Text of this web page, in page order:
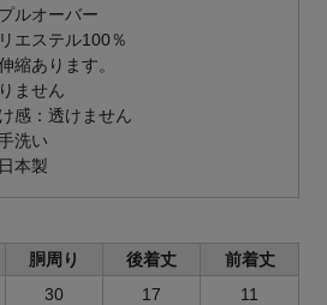
ルオーバー
エステル100％
縮あります。
ません
感：透けません
洗い
本製
胴周り 後着丈
前着丈
30 17
11